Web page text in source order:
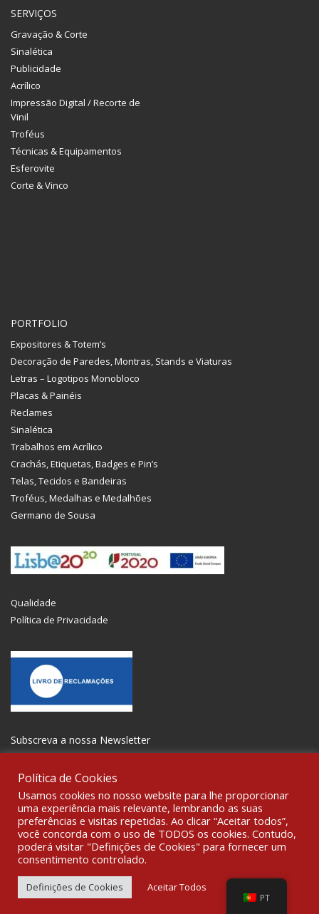
SERVIÇOS
Gravação & Corte
Sinalética
Publicidade
Acrílico
Impressão Digital / Recorte de
Vinil
Troféus
Técnicas & Equipamentos
Esferovite
Corte & Vinco
PORTFOLIO
Expositores & Totem’s
Decoração de Paredes, Montras, Stands e Viaturas
Letras – Logotipos Monobloco
Placas & Painéis
Reclames
Sinalética
Trabalhos em Acrílico
Crachás, Etiquetas, Badges e Pin’s
Telas, Tecidos e Bandeiras
Troféus, Medalhas e Medalhões
Germano de Sousa
Qualidade
Política de Privacidade
Subscreva a nossa Newsletter
SOCIALIZE
© 2021 All rights reserved Gravoplot-Gravação,Impressão e
Sinalética Lda. WebDesign:
Fibra Design.
Política de Cookies
Usamos cookies no nosso website para lhe proporcionar
uma experiência mais relevante, lembrando as suas
preferências e visitas repetidas. Ao clicar “Aceitar todos”,
você concorda com o uso de TODOS os cookies. Contudo,
poderá visitar "Definições de Cookies" para fornecer um
consentimento controlado.
Definições de Cookies Aceitar Todos
PT